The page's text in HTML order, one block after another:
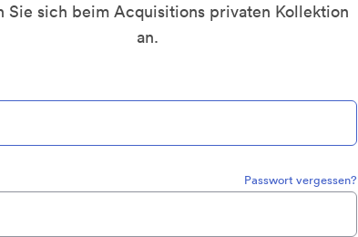
Sie sich beim Acquisitions privaten Kollektion
an.
Passwort vergessen?